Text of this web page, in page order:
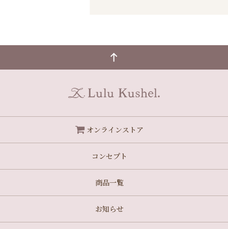
オンラインストア
コンセプト
商品一覧
お知らせ